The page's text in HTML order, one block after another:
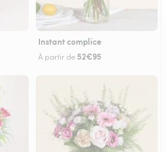
Instant complice
À partir de 52€95